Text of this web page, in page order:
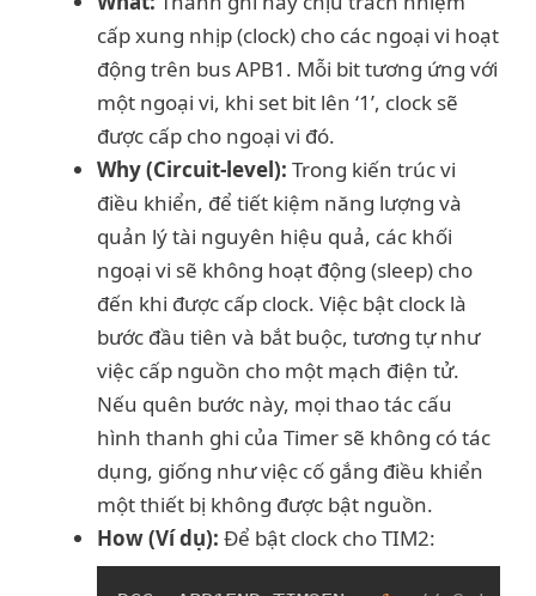
cấp xung nhịp (clock) cho các ngoại vi hoạt
động trên bus APB1. Mỗi bit tương ứng với
một ngoại vi, khi set bit lên ‘1’, clock sẽ
được cấp cho ngoại vi đó.
Why (Circuit-level): Trong kiến trúc vi
điều khiển, để tiết kiệm năng lượng và
quản lý tài nguyên hiệu quả, các khối
ngoại vi sẽ không hoạt động (sleep) cho
đến khi được cấp clock. Việc bật clock là
bước đầu tiên và bắt buộc, tương tự như
việc cấp nguồn cho một mạch điện tử.
Nếu quên bước này, mọi thao tác cấu
hình thanh ghi của Timer sẽ không có tác
dụng, giống như việc cố gắng điều khiển
một thiết bị không được bật nguồn.
How (Ví dụ): Để bật clock cho TIM2: